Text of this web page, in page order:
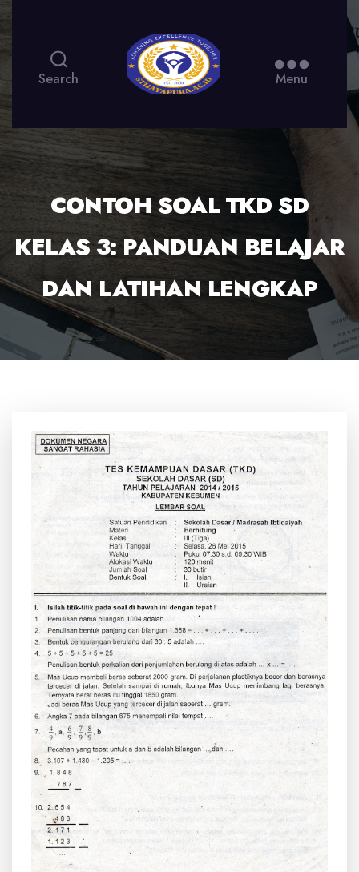
Search Menu
CONTOH SOAL TKD SD
KELAS 3: PANDUAN BELAJAR
DAN LATIHAN LENGKAP